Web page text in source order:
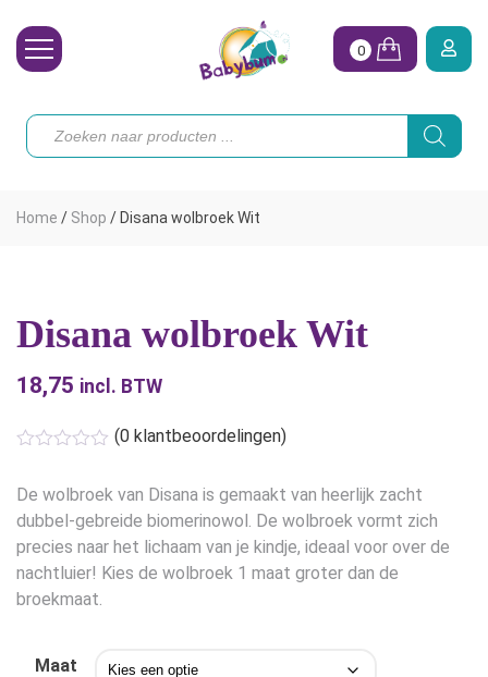
Toebehoren
Onze merken
Hoe begin ik?
0
Producten
zoeken
Home / Shop / Disana wolbroek Wit
Disana wolbroek Wit
18,75 incl. BTW
(0 klantbeoordelingen)
De wolbroek van Disana is gemaakt van heerlijk zacht
dubbel-gebreide biomerinowol. De wolbroek vormt zich
precies naar het lichaam van je kindje, ideaal voor over de
nachtluier! Kies de wolbroek 1 maat groter dan de
broekmaat.
Maat